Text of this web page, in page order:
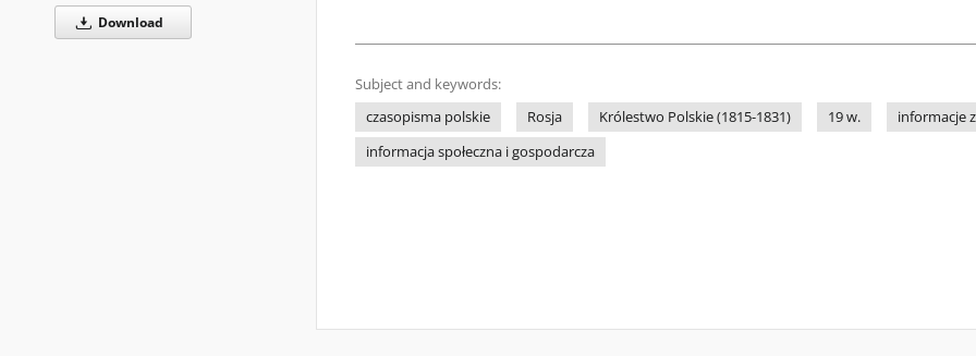
Download
Subject and keywords:
czasopisma polskie
Rosja Królestwo Polskie (1815-1831) 19 w.
informacje
informacja społeczna i gospodarcza